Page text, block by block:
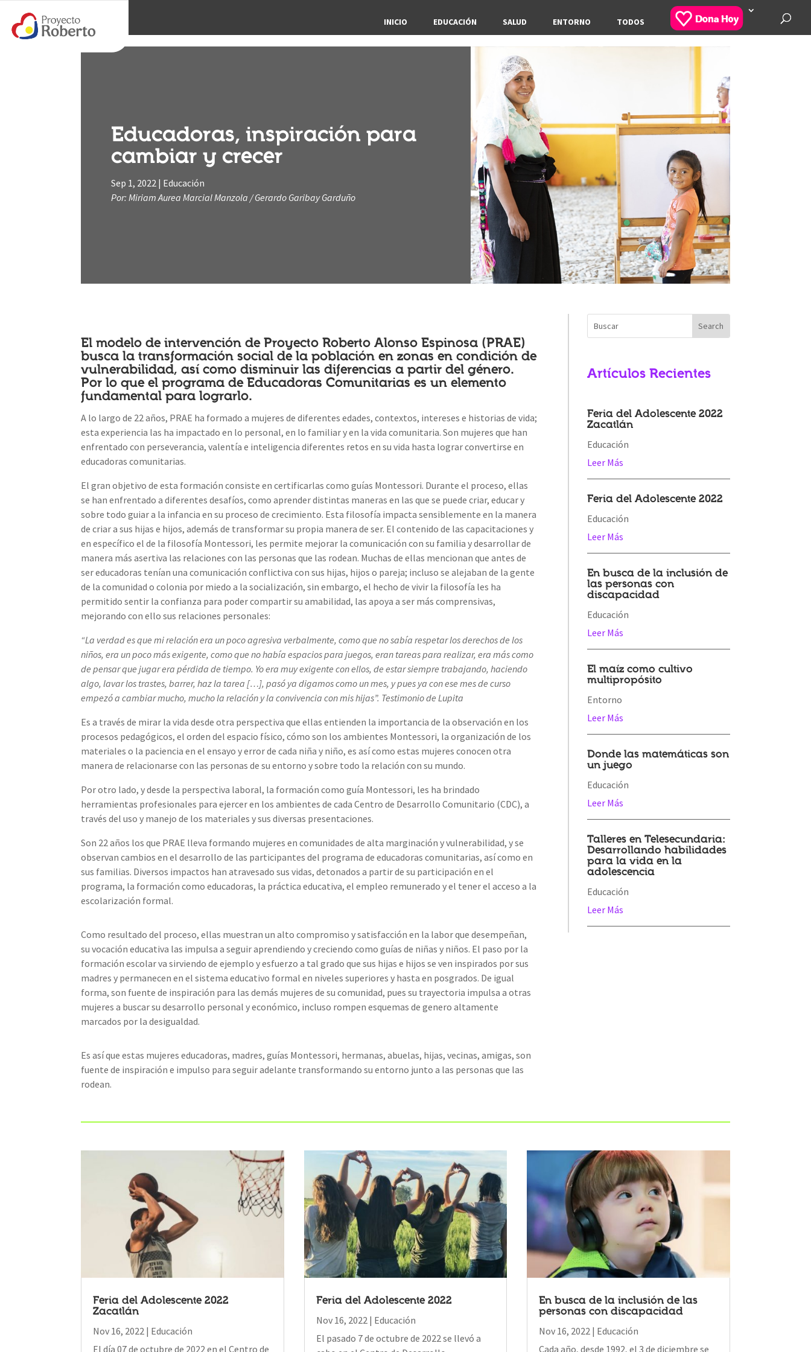
INICIO EDUCACIÓN SALUD ENTORNO TODOS
Educadoras, inspiración para
cambiar y crecer
Sep 1, 2022 | Educación
Por: Miriam Aurea Marcial Manzola / Gerardo Garibay Garduño
El modelo de intervención de Proyecto Roberto Alonso Espinosa (PRAE)
busca la transformación social de la población en zonas en condición de
vulnerabilidad, así como disminuir las diferencias a partir del género.
Por lo que el programa de Educadoras Comunitarias es un elemento
fundamental para lograrlo.
A lo largo de 22 años, PRAE ha formado a mujeres de diferentes edades, contextos, intereses e historias de vida;
esta experiencia las ha impactado en lo personal, en lo familiar y en la vida comunitaria. Son mujeres que han
enfrentado con perseverancia, valentía e inteligencia diferentes retos en su vida hasta lograr convertirse en
educadoras comunitarias.
El gran objetivo de esta formación consiste en certificarlas como guías Montessori. Durante el proceso, ellas
se han enfrentado a diferentes desafíos, como aprender distintas maneras en las que se puede criar, educar y
sobre todo guiar a la infancia en su proceso de crecimiento. Esta filosofía impacta sensiblemente en la manera
de criar a sus hijas e hijos, además de transformar su propia manera de ser. El contenido de las capacitaciones y
en específico el de la filosofía Montessori, les permite mejorar la comunicación con su familia y desarrollar de
manera más asertiva las relaciones con las personas que las rodean. Muchas de ellas mencionan que antes de
ser educadoras tenían una comunicación conflictiva con sus hijas, hijos o pareja; incluso se alejaban de la gente
de la comunidad o colonia por miedo a la socialización, sin embargo, el hecho de vivir la filosofía les ha
permitido sentir la confianza para poder compartir su amabilidad, las apoya a ser más comprensivas,
mejorando con ello sus relaciones personales:
“La verdad es que mi relación era un poco agresiva verbalmente, como que no sabía respetar los derechos de los
niños, era un poco más exigente, como que no había espacios para juegos, eran tareas para realizar, era más como
de pensar que jugar era pérdida de tiempo. Yo era muy exigente con ellos, de estar siempre trabajando, haciendo
algo, lavar los trastes, barrer, haz la tarea […], pasó ya digamos como un mes, y pues ya con ese mes de curso
empezó a cambiar mucho, mucho la relación y la convivencia con mis hijas”. Testimonio de Lupita
Es a través de mirar la vida desde otra perspectiva que ellas entienden la importancia de la observación en los
procesos pedagógicos, el orden del espacio físico, cómo son los ambientes Montessori, la organización de los
materiales o la paciencia en el ensayo y error de cada niña y niño, es así como estas mujeres conocen otra
manera de relacionarse con las personas de su entorno y sobre todo la relación con su mundo.
Por otro lado, y desde la perspectiva laboral, la formación como guía Montessori, les ha brindado
herramientas profesionales para ejercer en los ambientes de cada Centro de Desarrollo Comunitario (CDC), a
través del uso y manejo de los materiales y sus diversas presentaciones.
Son 22 años los que PRAE lleva formando mujeres en comunidades de alta marginación y vulnerabilidad, y se
observan cambios en el desarrollo de las participantes del programa de educadoras comunitarias, así como en
sus familias. Diversos impactos han atravesado sus vidas, detonados a partir de su participación en el
programa, la formación como educadoras, la práctica educativa, el empleo remunerado y el tener el acceso a la
escolarización formal.
Como resultado del proceso, ellas muestran un alto compromiso y satisfacción en la labor que desempeñan,
su vocación educativa las impulsa a seguir aprendiendo y creciendo como guías de niñas y niños. El paso por la
formación escolar va sirviendo de ejemplo y esfuerzo a tal grado que sus hijas e hijos se ven inspirados por sus
madres y permanecen en el sistema educativo formal en niveles superiores y hasta en posgrados. De igual
forma, son fuente de inspiración para las demás mujeres de su comunidad, pues su trayectoria impulsa a otras
mujeres a buscar su desarrollo personal y económico, incluso rompen esquemas de genero altamente
marcados por la desigualdad.
Es así que estas mujeres educadoras, madres, guías Montessori, hermanas, abuelas, hijas, vecinas, amigas, son
fuente de inspiración e impulso para seguir adelante transformando su entorno junto a las personas que las
rodean.
Artículos Recientes
Feria del Adolescente 2022
Zacatlán
Educación
Leer Más
Feria del Adolescente 2022
Educación
Leer Más
En busca de la inclusión de
las personas con
discapacidad
Educación
Leer Más
El maíz como cultivo
multipropósito
Entorno
Leer Más
Donde las matemáticas son
un juego
Educación
Leer Más
Talleres en Telesecundaria:
Desarrollando habilidades
para la vida en la
adolescencia
Educación
Leer Más
Feria del Adolescente 2022
Zacatlán
Nov 16, 2022 | Educación
El día 07 de octubre de 2022 en el Centro de
Feria del Adolescente 2022
Nov 16, 2022 | Educación
El pasado 7 de octubre de 2022 se llevó a
En busca de la inclusión de las
personas con discapacidad
Nov 16, 2022 | Educación
Cada año, desde 1992, el 3 de diciembre se